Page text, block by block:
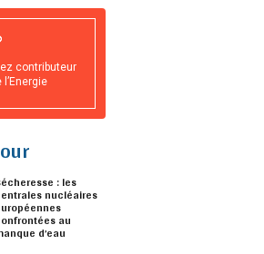
contributeur
: les
nucléaires
au
d’eau